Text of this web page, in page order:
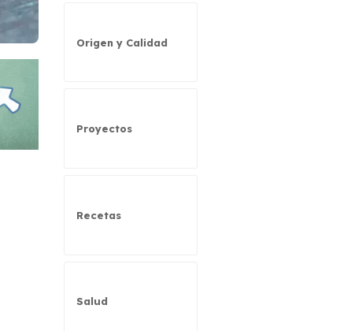
Origen y Calidad
Proyectos
Recetas
Salud